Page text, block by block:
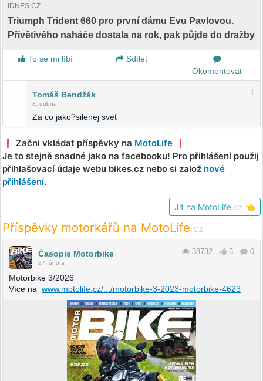
IDNES.CZ
Triumph Trident 660 pro první dámu Evu Pavlovou.
Přívětivého naháče dostala na rok, pak půjde do dražby
To se mi líbí
Sdílet
Okomentovat
Tomáš Bendžák
3. dubna
1
Za co jako?silenej svet
❗️ Začni vkládat příspěvky na MotoLife ❗️
Je to stejně snadné jako na facebooku! Pro přihlášení použij
přihlašovací údaje webu bikes.cz nebo si založ nové
přihlášení.
Jít na MotoLife .cz 👈
Příspěvky motorkářů na MotoLife.cz
Časopis Motorbike
27. února
38732 5 0
Motorbike 3/2026
Více na www.motolife.cz/.../motorbike-3-2023-motorbike-4623